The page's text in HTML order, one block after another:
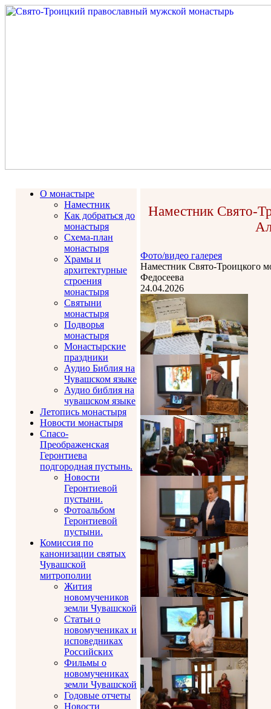
О монастыре
Наместник
Как добраться до
монастыря
Схема-план
монастыря
Храмы и
архитектурные
строения
монастыря
Святыни
монастыря
Подворья
монастыря
Монастырские
праздники
Аудио Библия на
Чувашском языке
Аудио библия на
чувашском языке
Летопись монастыря
Новости монастыря
Спасо-
Преображенская
Геронтиева
подгородная пустынь.
Новости
Геронтиевой
пустыни.
Фотоальбом
Геронтиевой
пустыни.
Комиссия по
канонизации святых
Чувашской
митрополии
Жития
новомучеников
земли Чувашской
Статьи о
новомучениках и
исповедниках
Российских
Фильмы о
новомучениках
земли Чувашской
Годовые отчеты
Новости
Наместник Свято-
Фото/видео галерея
Наместник Свято-Троицкого
Федосеева
24.04.2026